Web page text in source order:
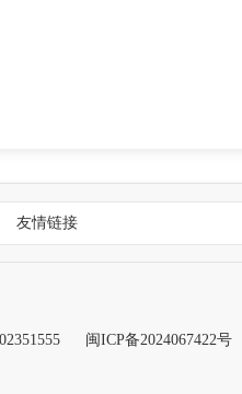
友情链接
闽ICP备2024067422号